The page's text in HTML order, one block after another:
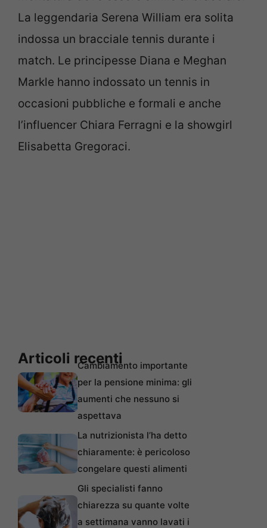
La leggendaria Serena William era solita
indossa un bracciale tennis durante i
match. Le principesse Diana e Meghan
Markle hanno indossato un tennis in
occasioni pubbliche e formali e anche
l’influencer Chiara Ferragni e la showgirl
Elisabetta Gregoraci.
Articoli recentiCambiamento importante
per la pensione minima: gli
aumenti che nessuno si
aspettava
La nutrizionista l’ha detto
chiaramente: è pericoloso
congelare questi alimenti
Gli specialisti fanno
chiarezza su quante volte
a settimana vanno lavati i